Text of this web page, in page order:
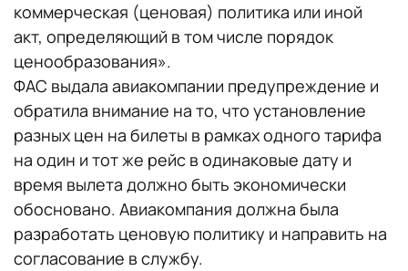
коммерческая (ценовая) политика или иной
акт, определяющий в том числе порядок
ценообразования».
ФАС выдала авиакомпании предупреждение и
обратила внимание на то, что установление
разных цен на билеты в рамках одного тарифа
на один и тот же рейс в одинаковые дату и
время вылета должно быть экономически
обосновано. Авиакомпания должна была
разработать ценовую политику и направить на
согласование в службу.